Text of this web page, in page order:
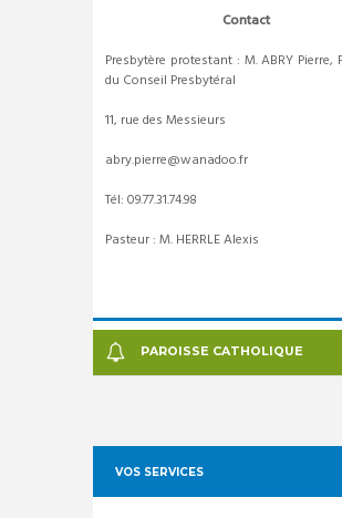
Contact
Presbytère protestant : M. ABRY Pierre,
du Conseil Presbytéral
11, rue des Messieurs
abry.pierre@wanadoo.fr
Tél: 09.77.31.74.98
Pasteur : M. HERRLE Alexis
PAROISSE CATHOLIQUE
VOS SERVICES